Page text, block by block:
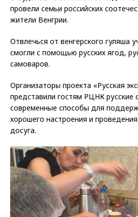
провели семьи российских
жители Венгрии.
Отвлечься от венгерского гуляша
смогли с помощью русских ягод,
самоваров.
Организаторы проекта «Русская
представили гостям РЦНК русские
современные способы для
хорошего настроения и
досуга.